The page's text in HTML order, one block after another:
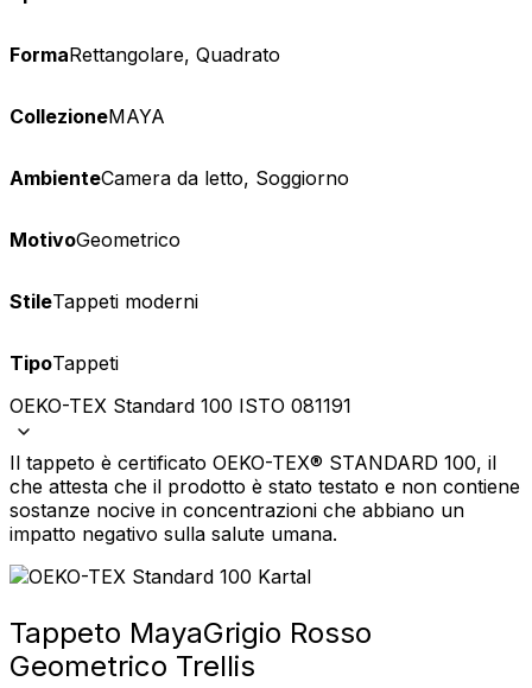
FormaRettangolare, Quadrato
CollezioneMAYA
AmbienteCamera da letto, Soggiorno
MotivoGeometrico
StileTappeti moderni
TipoTappeti
OEKO-TEX Standard 100 ISTO 081191
Il tappeto è certificato OEKO-TEX® STANDARD 100, il
che attesta che il prodotto è stato testato e non contiene
sostanze nocive in concentrazioni che abbiano un
impatto negativo sulla salute umana.
Tappeto MayaGrigio Rosso
Geometrico Trellis